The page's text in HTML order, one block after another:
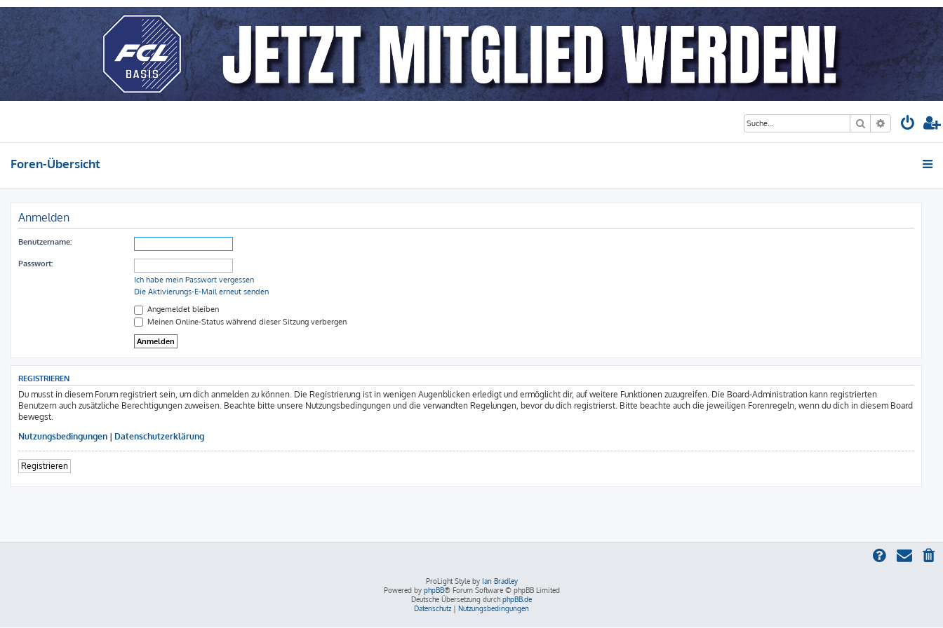
Suche Erweiterte
Foren-Übersicht
Anmelden
Benutzername:
Passwort:
Ich habe mein Passwort vergessen
Die Aktivierungs-E-Mail erneut senden
Angemeldet bleiben
Meinen Online-Status während dieser Sitzung verbergen
REGISTRIEREN
Du musst in diesem Forum registriert sein, um dich anmelden zu können. Die Registrierung ist in wenigen Augenblicken erledigt und ermöglicht dir, auf weitere Funktionen zuzugreifen. Die Board-Administration kann registrierten
Benutzern auch zusätzliche Berechtigungen zuweisen. Beachte bitte unsere Nutzungsbedingungen und die verwandten Regelungen, bevor du dich registrierst. Bitte beachte auch die jeweiligen Forenregeln, wenn du dich in diesem Board
bewegst.
Nutzungsbedingungen | Datenschutzerklärung
Registrieren
ProLight Style by Ian Bradley
Powered by phpBB® Forum Software © phpBB Limited
Deutsche Übersetzung durch phpBB.de
Datenschutz | Nutzungsbedingungen